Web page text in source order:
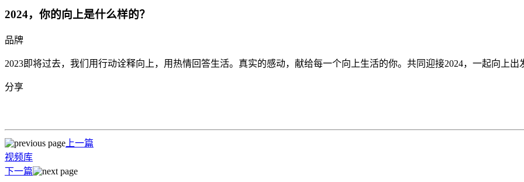
2024，你的向上是什么样的？
品牌
2023即将过去，我们用行动诠释向上，用热情回答生活。真实的感动，献给每一个向上生活的你。共同迎接2024，一起向上出
分享
上一篇
视频库
下一篇